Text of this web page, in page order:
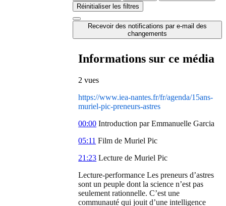
Réinitialiser les filtres
Recevoir des notifications par e-mail des
changements
Informations sur ce média
2 vues
https://www.iea-nantes.fr/fr/agenda/15ans-
muriel-pic-preneurs-astres
00:00 Introduction par Emmanuelle Garcia
05:11 Film de Muriel Pic
21:23 Lecture de Muriel Pic
Lecture-performance Les preneurs d’astres
sont un peuple dont la science n’est pas
seulement rationnelle. C’est une
communauté qui jouit d’une intelligence